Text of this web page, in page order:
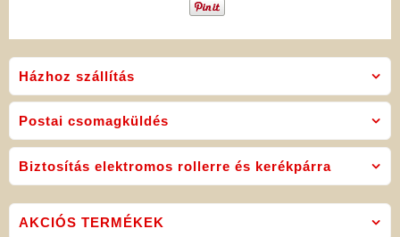
Házhoz szállítás
Postai csomagküldés
Biztosítás elektromos rollerre és kerékpárra
AKCIÓS TERMÉKEK